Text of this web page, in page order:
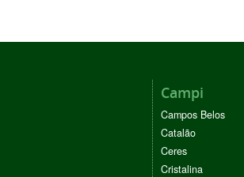
Campi
Campos Belos
Catalão
Ceres
Cristalina